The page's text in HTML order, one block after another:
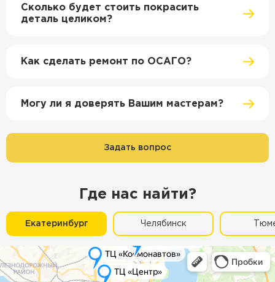
Сколько будет стоить покрасить
деталь целиком?
Как сделать ремонт по ОСАГО?
Могу ли я доверять Вашим мастерам?
Задать вопрос
Где нас найти?
Екатеринбург Челябинск